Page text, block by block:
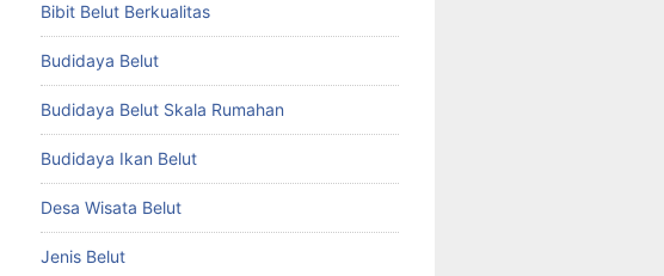
Bibit Belut Berkualitas
Budidaya Belut
Budidaya Belut Skala Rumahan
Budidaya Ikan Belut
Desa Wisata Belut
Jenis Belut